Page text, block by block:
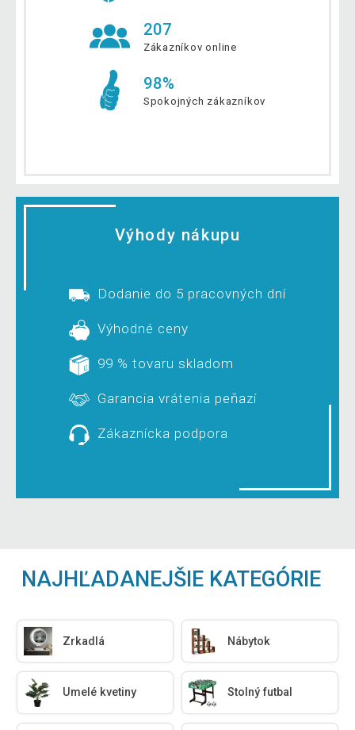
207
Zákazníkov online
98%
Spokojných zákazníkov
Výhody nákupu
Dodanie do 5 pracovných dní
Výhodné ceny
99 % tovaru skladom
Garancia vrátenia peňazí
Zákaznícka podpora
NAJHĽADANEJŠIE KATEGÓRIE
Zrkadlá Nábytok
Umelé kvetiny Stolný futbal